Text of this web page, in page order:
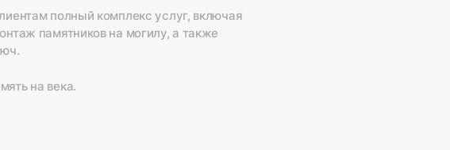
полный комплекс услуг, включая
памятников на могилу, а также
на века.